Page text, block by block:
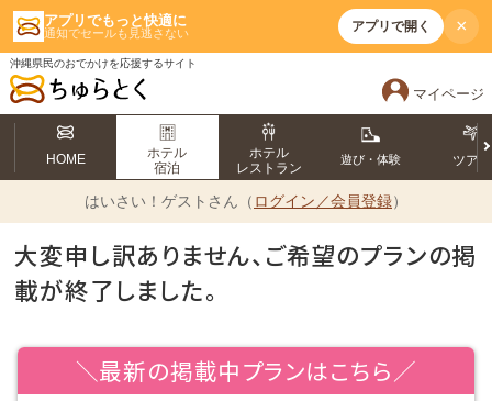
アプリでもっと快適に
通知でセールも見逃さない アプリで開く ×
沖縄県民のおでかけを応援するサイト
マイページ
HOME
ホテル
宿泊
ホテル
レストラン
遊び・体験 ツアー
はいさい！ ゲストさん（ ログイン／会員登録）
大変申し訳ありません、ご希望のプランの掲
載が終了しました。
＼最新の掲載中プランはこちら／